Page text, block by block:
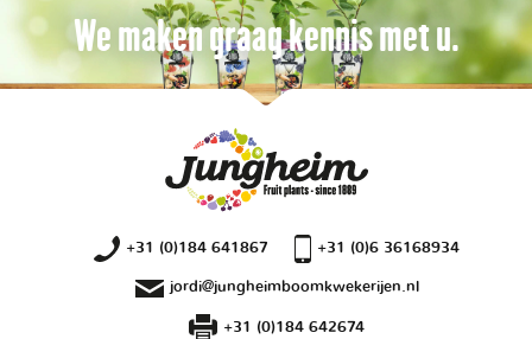
We maken graag kennis met u.
+31 (0)184 641867 +31 (0)6 36168934
jordi@jungheimboomkwekerijen.nl
+31 (0)184 642674